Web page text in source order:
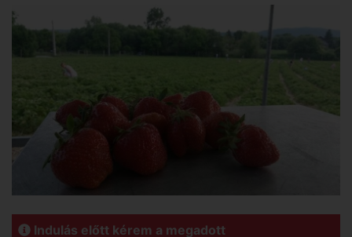
Indulás előtt kérem a megadott